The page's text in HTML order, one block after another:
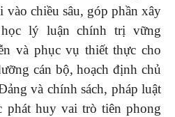
vào chiều sâu, góp phần xây
lý luận chính trị vững
và phục vụ thiết thực cho
cán bộ, hoạch định chủ
và chính sách, pháp luật
phát huy vai trò tiên phong